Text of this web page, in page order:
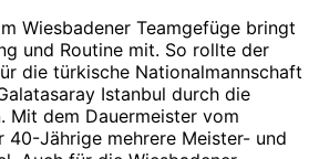
Wiesbadener Teamgefüge bringt
und Routine mit. So rollte der
die türkische Nationalmannschaft
Istanbul durch die
Mit dem Dauermeister vom
40-Jährige mehrere Meister- und